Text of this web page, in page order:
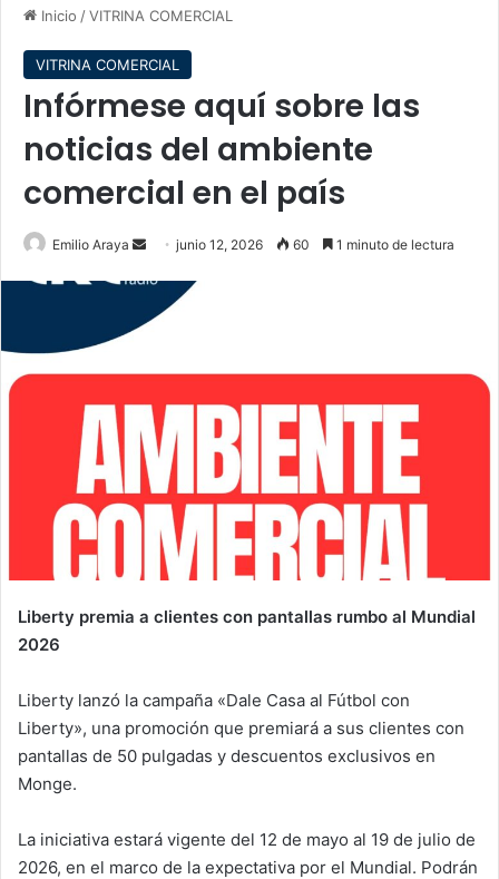
Inicio /VITRINA COMERCIAL
VITRINA COMERCIAL
Infórmese aquí sobre las
noticias del ambiente
comercial en el país
Emilio Araya
Send
email
junio 12, 2026 60 1 minuto de lectura
Liberty premia a clientes con pantallas rumbo al Mundial
2026
Liberty lanzó la campaña «Dale Casa al Fútbol con
Liberty», una promoción que premiará a sus clientes con
pantallas de 50 pulgadas y descuentos exclusivos en
Monge.
La iniciativa estará vigente del 12 de mayo al 19 de julio de
2026, en el marco de la expectativa por el Mundial. Podrán